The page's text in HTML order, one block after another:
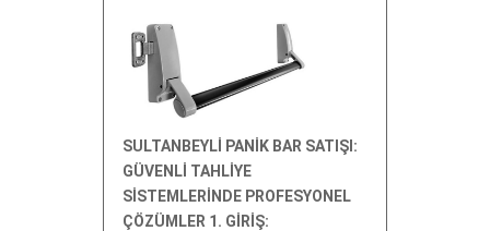
SULTANBEYLİ PANİK BAR SATIŞI:
GÜVENLİ TAHLİYE
SİSTEMLERİNDE PROFESYONEL
ÇÖZÜMLER 1. GİRİŞ: